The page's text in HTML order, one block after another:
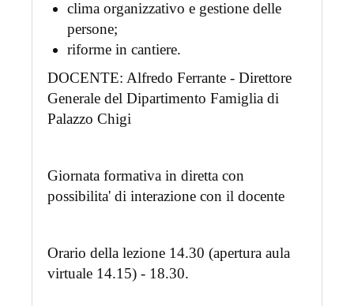
clima organizzativo e gestione delle
persone;
riforme in cantiere.
DOCENTE: Alfredo Ferrante - Direttore
Generale del Dipartimento Famiglia di
Palazzo Chigi
Giornata formativa in diretta con
possibilita' di interazione con il docente
Orario della lezione 14.30 (apertura aula
virtuale 14.15) - 18.30.